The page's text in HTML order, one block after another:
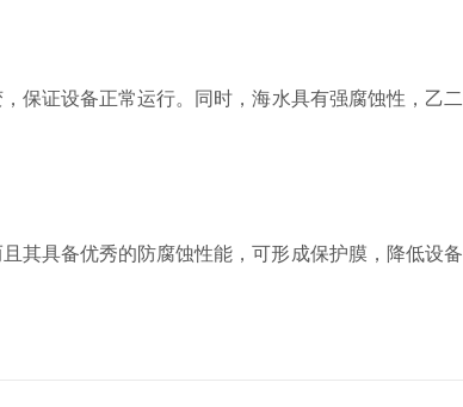
保证设备正常运行。同时，海水具有强腐蚀性，乙
其具备优秀的防腐蚀性能，可形成保护膜，降低设